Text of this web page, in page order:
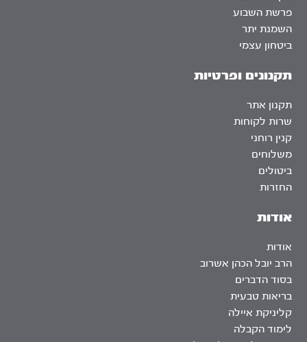
אודות
אודות
הרב יובל הכהן אשרוב
בסוד הדברים
בריאות טבעית
קליניקת איילה
לימוד הקבלה
פרשת השבוע
השמנת יתר
ביטחון עצמי
תקנונים ופרטיות
תקנון אתר
שרות לקוחות
קנין רוחני
משלוחים
ביטולים
החזרות